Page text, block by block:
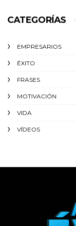
CATEGORÍAS
EMPRESARIOS
ÉXITO‬
FRASES
MOTIVACIÓN
VIDA
VÍDEOS